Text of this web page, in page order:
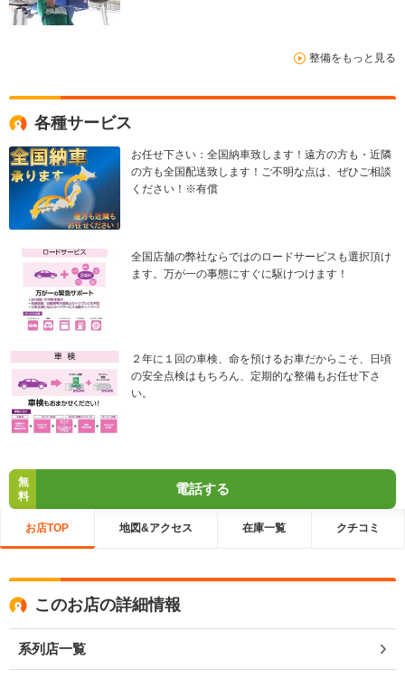
整備をもっと見る
各種サービス
お任せ下さい：全国納車致します！遠方の方も・近隣
の方も全国配送致します！ご不明な点は、ぜひご相談
ください！※有償
全国店舗の弊社ならではのロードサービスも選択頂け
ます。万が一の事態にすぐに駆けつけます！
２年に１回の車検、命を預けるお車だからこそ、日頃
の安全点検はもちろん、定期的な整備もお任せ下さ
い。
無
料
電話する
お店TOP 地図&アクセス 在庫一覧 クチコミ
このお店の詳細情報
系列店一覧